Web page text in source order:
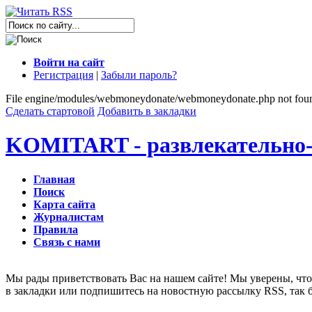
Войти на сайт
Регистрация | Забыли пароль?
File engine/modules/webmoneydonate/webmoneydonate.php not
Сделать стартовой Добавить в закладки
KOMITART -
Главная
Поиск
Карта сайта
Журналистам
Правила
Связь с нами
Мы рады приветствовать Вас на нашем сайте! Мы уверены,
в закладки или подпишитесь на новостную рассылку RSS,